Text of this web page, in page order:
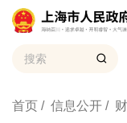
首页 / 信息公开 /